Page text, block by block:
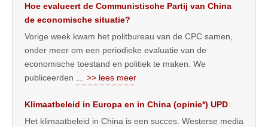
Hoe evalueert de Communistische Partij van China
de economische situatie?
Vorige week kwam het politbureau van de CPC samen,
onder meer om een periodieke evaluatie van de
economische toestand en politiek te maken. We
publiceerden
… >> lees meer
Klimaatbeleid in Europa en in China (opinie*) UPD
Het klimaatbeleid in China is een succes. Westerse media